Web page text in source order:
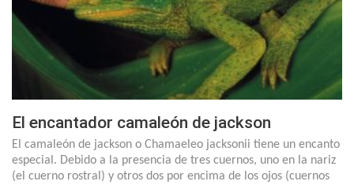
El encantador camaleón de jackson
El camaleón de jackson o Chamaeleo jacksonii tiene un encanto
especial. Debido a la presencia de tres cuernos, uno en la nariz
(el cuerno rostral) y otros dos por encima de los ojos (cuernos